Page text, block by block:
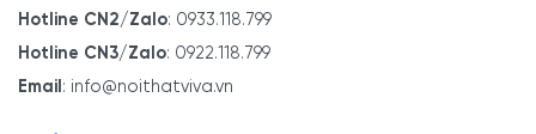
Hotline CN2/Zalo: 0933.118.799
Hotline CN3/Zalo: 0922.118.799
Email : info@noithatviva.vn